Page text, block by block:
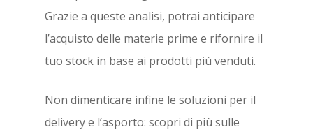
Grazie a queste analisi, potrai anticipare
l’acquisto delle materie prime e rifornire il
tuo stock in base ai prodotti più venduti.
Non dimenticare infine le soluzioni per il
delivery e l’asporto: scopri di più sulle